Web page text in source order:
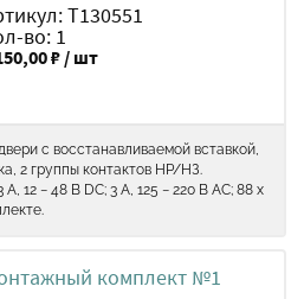
Т130551
во: 1
₽ / шт
с восстанавливаемой вставкой,
2 группы контактов НР/НЗ.
12 − 48 В DC; 3 А, 125 − 220 В AC; 88 х
комплект №1